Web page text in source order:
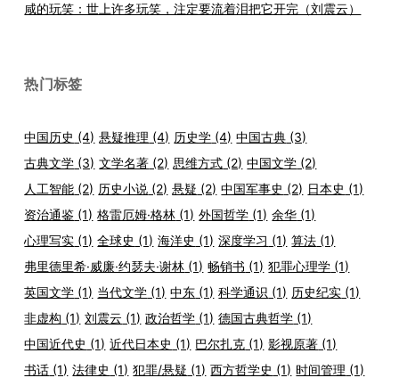
咸的玩笑：世上许多玩笑，注定要流着泪把它开完（刘震云）
热门标签
中国历史 (4) 悬疑推理 (4) 历史学 (4) 中国古典 (3)
古典文学 (3) 文学名著 (2) 思维方式 (2) 中国文学 (2)
人工智能 (2) 历史小说 (2) 悬疑 (2) 中国军事史 (2) 日本史 (1)
资治通鉴 (1) 格雷厄姆·格林 (1) 外国哲学 (1) 余华 (1)
心理写实 (1) 全球史 (1) 海洋史 (1) 深度学习 (1) 算法 (1)
弗里德里希·威廉·约瑟夫·谢林 (1) 畅销书 (1) 犯罪心理学 (1)
英国文学 (1) 当代文学 (1) 中东 (1) 科学通识 (1) 历史纪实 (1)
非虚构 (1) 刘震云 (1) 政治哲学 (1) 德国古典哲学 (1)
中国近代史 (1) 近代日本史 (1) 巴尔扎克 (1) 影视原著 (1)
书话 (1) 法律史 (1) 犯罪/悬疑 (1) 西方哲学史 (1) 时间管理 (1)